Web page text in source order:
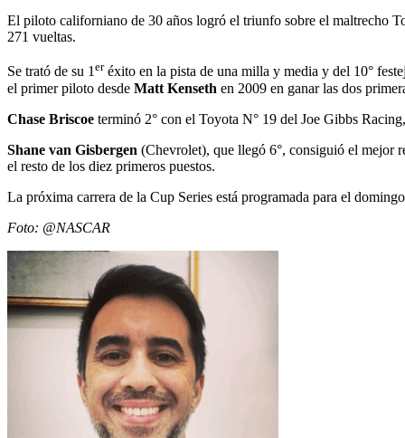
El piloto californiano de 30 años logró el triunfo sobre el maltrecho
271 vueltas.
Se trató de su 1eréxito en la pista de una milla y media y del 10°
el primer piloto desde Matt Kenseth en 2009 en ganar las dos
Chase Briscoe terminó 2° con el Toyota N° 19 del Joe Gibbs
Shane van Gisbergen (Chevrolet), que llegó 6°, consiguió el mejor
el resto de los diez primeros puestos.
La próxima carrera de la Cup Series está programada para el
Foto: @NASCAR